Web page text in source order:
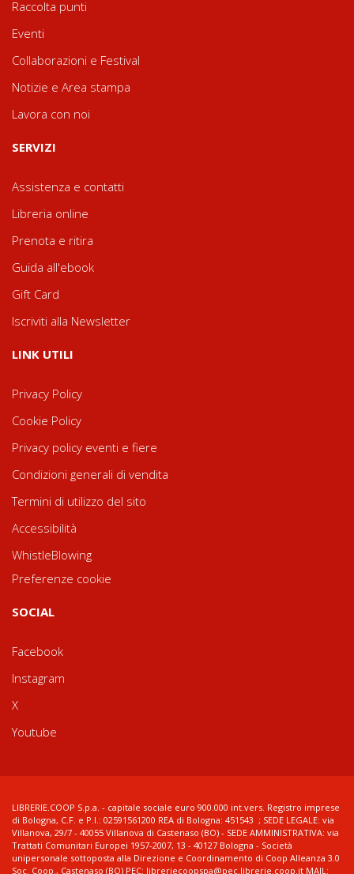
Raccolta punti
Eventi
Collaborazioni e Festival
Notizie e Area stampa
Lavora con noi
SERVIZI
Assistenza e contatti
Libreria online
Prenota e ritira
Guida all'ebook
Gift Card
Iscriviti alla Newsletter
LINK UTILI
Privacy Policy
Cookie Policy
Privacy policy eventi e fiere
Condizioni generali di vendita
Termini di utilizzo del sito
Accessibilità
WhistleBlowing
Preferenze cookie
SOCIAL
Facebook
Instagram
X
Youtube
LIBRERIE.COOP S.p.a. - capitale sociale euro 900.000 int.vers. Registro imprese
di Bologna, C.F. e P.I.: 02591561200 REA di Bologna: 451543 ; SEDE LEGALE: via
Villanova, 29/7 - 40055 Villanova di Castenaso (BO) - SEDE AMMINISTRATIVA: via
Trattati Comunitari Europei 1957-2007, 13 - 40127 Bologna - Società
unipersonale sottoposta alla Direzione e Coordinamento di Coop Alleanza 3.0
Soc. Coop., Castenaso (BO) PEC: libreriecoopspa@pec.librerie.coop.it MAIL: